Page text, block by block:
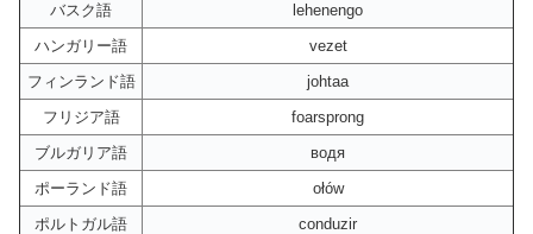
バスク語
lehenengo
ハンガリー語
vezet
フィンランド語
johtaa
フリジア語
foarsprong
ブルガリア語
водя
ポーランド語
ołów
ポルトガル語
conduzir